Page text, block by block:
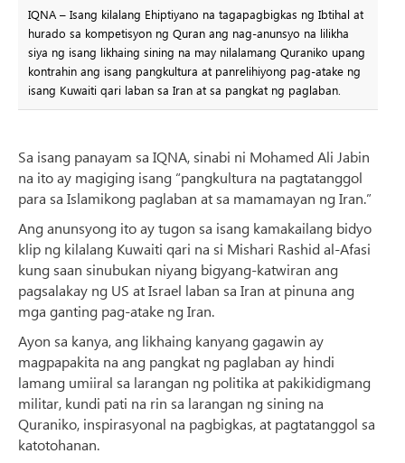
IQNA – Isang kilalang Ehiptiyano na tagapagbigkas ng Ibtihal at
hurado sa kompetisyon ng Quran ang nag-anunsyo na lilikha
siya ng isang likhaing sining na may nilalamang Quraniko upang
kontrahin ang isang pangkultura at panrelihiyong pag-atake ng
isang Kuwaiti qari laban sa Iran at sa pangkat ng paglaban.
Sa isang panayam sa IQNA, sinabi ni Mohamed Ali Jabin
na ito ay magiging isang “pangkultura na pagtatanggol
para sa Islamikong paglaban at sa mamamayan ng Iran.”
Ang anunsyong ito ay tugon sa isang kamakailang bidyo
klip ng kilalang Kuwaiti qari na si Mishari Rashid al-Afasi
kung saan sinubukan niyang bigyang-katwiran ang
pagsalakay ng US at Israel laban sa Iran at pinuna ang
mga ganting pag-atake ng Iran.
Ayon sa kanya, ang likhaing kanyang gagawin ay
magpapakita na ang pangkat ng paglaban ay hindi
lamang umiiral sa larangan ng politika at pakikidigmang
militar, kundi pati na rin sa larangan ng sining na
Quraniko, inspirasyonal na pagbigkas, at pagtatanggol sa
katotohanan.